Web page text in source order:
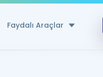
Faydalı Araçlar